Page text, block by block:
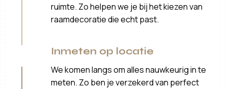
ruimte. Zo helpen we je bij het kiezen van
raamdecoratie die echt past.
Inmeten op locatie
We komen langs om alles nauwkeurig in te
meten. Zo ben je verzekerd van perfect